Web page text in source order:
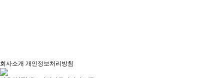
회사소개 개인정보처리방침